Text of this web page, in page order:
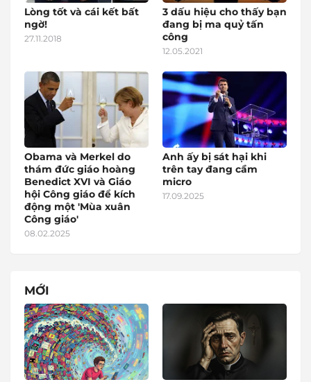
Lòng tốt và cái kết bất
ngờ!
27.11.2018
3 dấu hiệu cho thấy bạn
đang bị ma quỷ tấn
công
12.05.2021
Obama và Merkel do
thám đức giáo hoàng
Benedict XVI và Giáo
hội Công giáo để kích
động một 'Mùa xuân
Công giáo'
08.02.2025
Anh ấy bị sát hại khi
trên tay đang cầm
micro
17.09.2025
MỚI